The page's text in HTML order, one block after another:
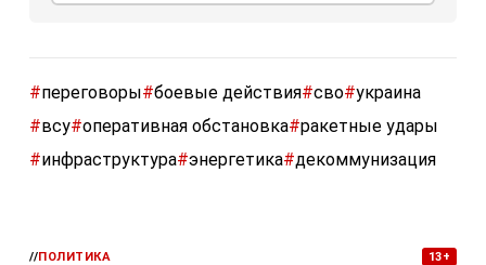
#переговоры#боевые действия#сво#украина
#всу#оперативная обстановка#ракетные удары
#инфраструктура#энергетика#декоммунизация
//ПОЛИТИКА 13+